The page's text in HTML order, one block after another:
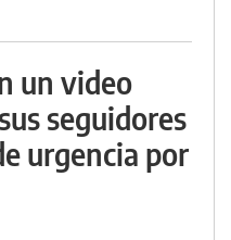
un video
seguidores
urgencia por